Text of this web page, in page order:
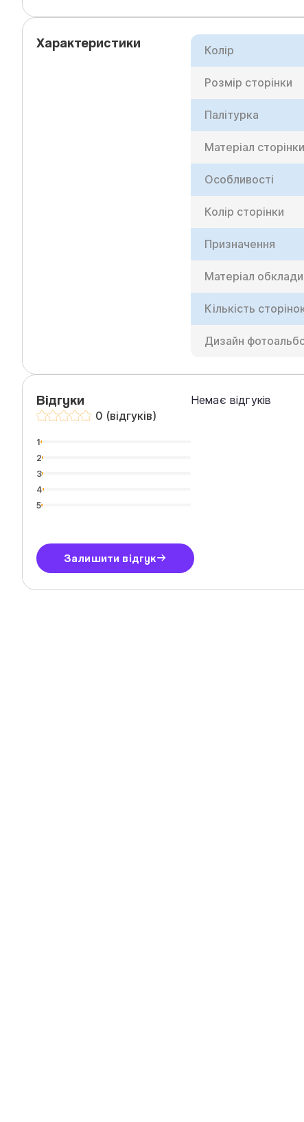
Характеристики Колір
Розмір сторінки
Палітурка
Матеріал сторінки
Особливості
Колір сторінки
Призначення
Матеріал
Кількість
Дизайн
Відгуки
0 (відгуків)
1
2
3
4
5
Залишити відгук
Немає відгуків